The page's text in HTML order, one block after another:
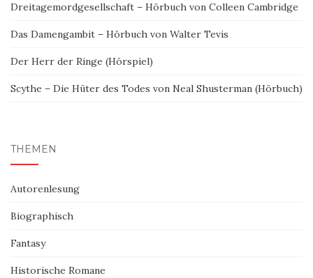
Dreitagemordgesellschaft – Hörbuch von Colleen Cambridge
Das Damengambit – Hörbuch von Walter Tevis
Der Herr der Ringe (Hörspiel)
Scythe – Die Hüter des Todes von Neal Shusterman (Hörbuch)
THEMEN
Autorenlesung
Biographisch
Fantasy
Historische Romane